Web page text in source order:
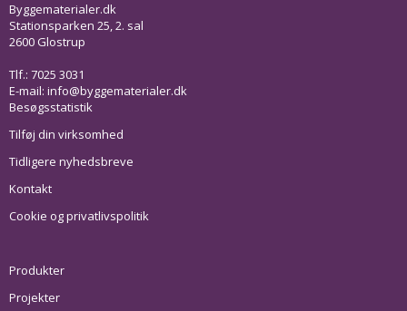
Byggematerialer.dk
Stationsparken 25, 2. sal
2600 Glostrup
Tlf.: 7025 3031
E-mail: info@byggematerialer.dk
Besøgsstatistik
Tilføj din virksomhed
Tidligere nyhedsbreve
Kontakt
Cookie og privatlivspolitik
Produkter
Projekter